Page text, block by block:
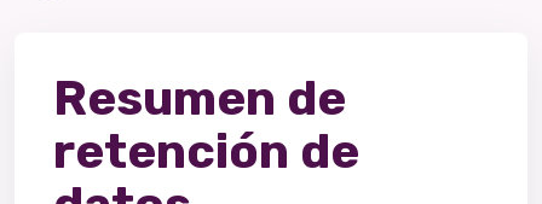
Resumen de
retención de